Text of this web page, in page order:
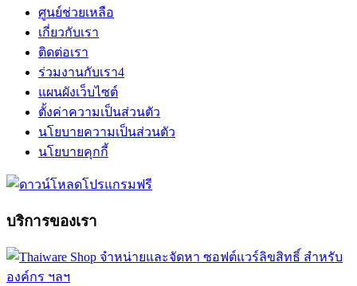
ศูนย์ช่วยเหลือ
เกี่ยวกับเรา
ติดต่อเรา
ร่วมงานกับเรา4
แผนผังเว็บไซต์
ตั้งค่าความเป็นส่วนตัว
นโยบายความเป็นส่วนตัว
นโยบายคุกกี้
บริการของเรา